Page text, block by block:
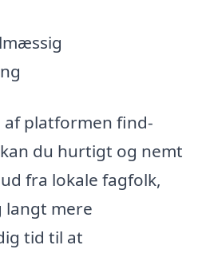
af platformen find-
du hurtigt og nemt
fra lokale fagfolk,
langt mere
tid til at